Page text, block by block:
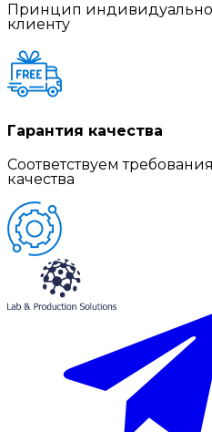
Принцип
клиенту
Гарантия качества
Соответствуем
качества